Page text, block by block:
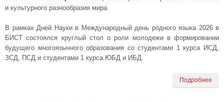
и культурного разнообразия мира.
В рамках Дней Науки в Международный день родного языка 2026 в
БИСТ состоялся круглый стол о роли молодежи в формировании
будущего многоязычного образования со студентами 1 курса ИСД,
ЗСД, ПСД и студентами 1 курса ЮБД и ИБД.
Подробнее